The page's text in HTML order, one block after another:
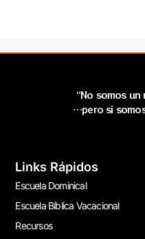
“No somos
…pero si
Links Rápidos
Escuela Dominical
Escuela Bíblica Vacacional
Recursos